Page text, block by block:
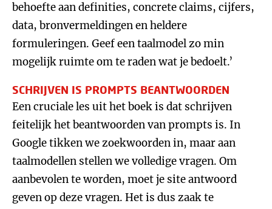
behoefte aan definities, concrete claims, cijfers,
data, bronvermeldingen en heldere
formuleringen. Geef een taalmodel zo min
mogelijk ruimte om te raden wat je bedoelt.’
SCHRIJVEN IS PROMPTS BEANTWOORDEN
Een cruciale les uit het boek is dat schrijven
feitelijk het beantwoorden van prompts is. In
Google tikken we zoekwoorden in, maar aan
taalmodellen stellen we volledige vragen. Om
aanbevolen te worden, moet je site antwoord
geven op deze vragen. Het is dus zaak te